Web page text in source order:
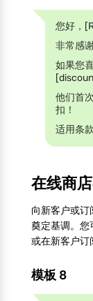
您好，
非常感
如果您
他们首
扣！
适用条
在线商
向新客户或
奠定基调。您
或在新客户订
模板 8